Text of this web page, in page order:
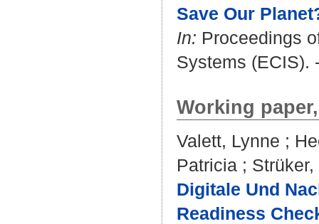
Save Our
In: Proceedings
Systems (ECIS).
Working
Valett, Lynne ;
Patricia ;
Digitale Und
Readiness